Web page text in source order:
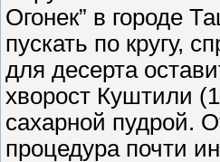
Огонек” в городе
пускать по кругу,
для десерта
хворост Куштили
сахарной пудрой.
процедура почти